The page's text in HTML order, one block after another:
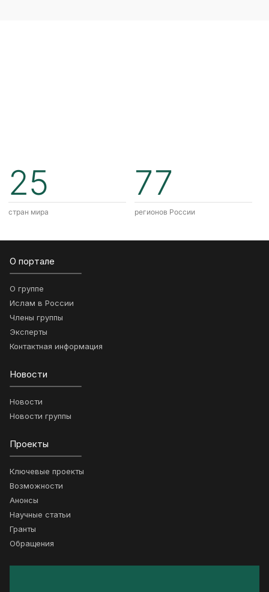
25
стран мира
77
регионов России
О портале
О группе
Ислам в России
Члены группы
Эксперты
Контактная информация
Новости
Новости
Новости группы
Проекты
Ключевые проекты
Возможности
Анонсы
Научные статьи
Гранты
Обращения